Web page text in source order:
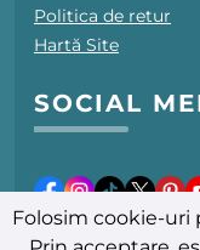
Politica de retur
Hartă Site
SOCIAL
Folosim cookie-